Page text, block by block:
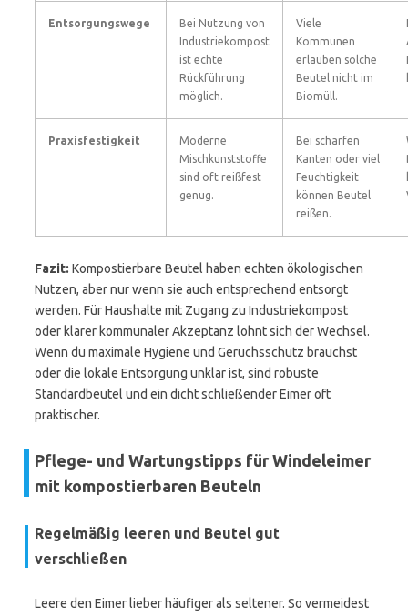
Entsorgungswege
Bei Nutzung von
Industriekompost
ist echte
Rückführung
möglich.
Viele
Kommunen
erlauben solche
Beutel nicht im
Biomüll.
Praxisfestigkeit
Moderne
Mischkunststoffe
sind oft reißfest
genug.
Bei scharfen
Kanten oder viel
Feuchtigkeit
können Beutel
reißen.
Fazit: Kompostierbare Beutel haben echten ökologischen
Nutzen, aber nur wenn sie auch entsprechend entsorgt
werden. Für Haushalte mit Zugang zu Industriekompost
oder klarer kommunaler Akzeptanz lohnt sich der Wechsel.
Wenn du maximale Hygiene und Geruchsschutz brauchst
oder die lokale Entsorgung unklar ist, sind robuste
Standardbeutel und ein dicht schließender Eimer oft
praktischer.
Pflege- und Wartungstipps für Windeleimer
mit kompostierbaren Beuteln
Regelmäßig leeren und Beutel gut
verschließen
Leere den Eimer lieber häufiger als seltener. So vermeidest